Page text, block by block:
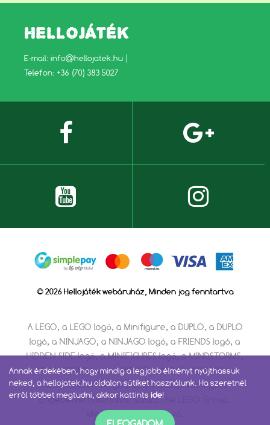
HELLOJÁTÉK
E-mail: info@hellojatek.hu
Telefon: +36 (70) 383 5027
© 2026 Hellojáték webáruház, Minden jog fenntartva
A LEGO, a LEGO logó, a Minifigure, a DUPLO, a DUPLO
logó, a NINJAGO, a NINJAGO logó, a FRIENDS logó, a
HIDDEN SIDE logó, a MINIFIGURES logó, a MINDSTORMS,
a MINDSTORMS logó, a VIDIYO, a NEXO KNIGHTS és a
NEXO KNIGHTS logó a LEGO Group védjegyei.
Engedéllyel használva. ©2023 The LEGO Group.
Minden jog fenntartva.
Annak érdekében, hogy mindig a legjobb élményt nyújthassuk
neked, a hellojatek.hu oldalon sütiket használunk. Ha szeretnél
erről többet megtudni, akkor kattints ide!